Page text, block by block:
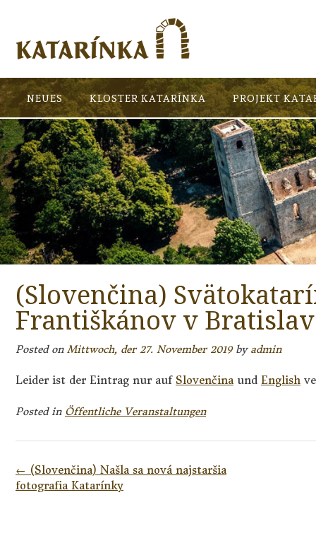
NEUES KLOSTER KATARÍNKA PROJEKT
(Slovenčina)
Františkánov v
Posted on Mittwoch, der 27. November 2019by admin
Leider ist der Eintrag nur auf Slovenčina und English
Posted in Öffentliche Veranstaltungen
Post
navigation
← (Slovenčina) Našla sa nová najstaršia
fotografia Katarínky